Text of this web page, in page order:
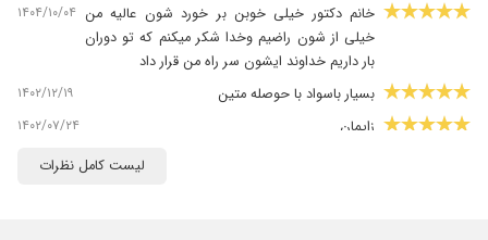
خانم دکتور خیلی خوبن بر خورد شون عالیه من
خیلی از شون راضیم وخدا شکر میکنم که تو دوران
بار داریم خداوند ایشون سر راه من قرار داد
۱۴۰۴/۱۰/۰۴
بسیار باسواد با حوصله متین ۱۴۰۲/۱۲/۱۹
زایمان ۱۴۰۲/۰۷/۲۴
بسیار باسواد و خوش برخورد واقعا بهم آرامش
۱۴۰۳/۰۶/۲۳
لیست کامل نظرات